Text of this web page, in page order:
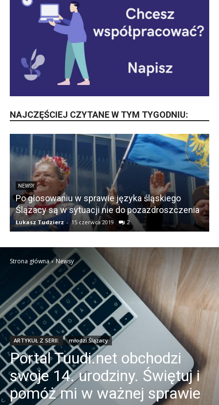
NAJCZĘŚCIEJ CZYTANE W TYM TYGODNIU:
JĘZYK ŚLĄSKI
Poznaj Hymn Śląska | wideo + tekst
Łukasz Tudzierz - 14 lipca 2018 12